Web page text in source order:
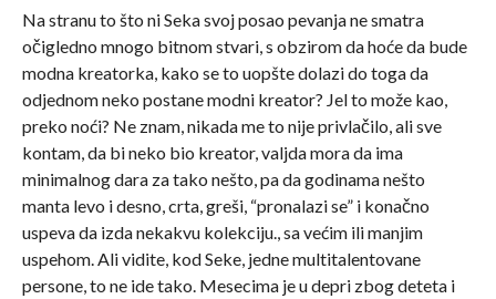
Na stranu to što ni Seka svoj posao pevanja ne smatra
očigledno mnogo bitnom stvari, s obzirom da hoće da bude
modna kreatorka, kako se to uopšte dolazi do toga da
odjednom neko postane modni kreator? Jel to može kao,
preko noći? Ne znam, nikada me to nije privlačilo, ali sve
kontam, da bi neko bio kreator, valjda mora da ima
minimalnog dara za tako nešto, pa da godinama nešto
manta levo i desno, crta, greši, “pronalazi se” i konačno
uspeva da izda nekakvu kolekciju., sa većim ili manjim
uspehom. Ali vidite, kod Seke, jedne multitalentovane
persone, to ne ide tako. Mesecima je u depri zbog deteta i